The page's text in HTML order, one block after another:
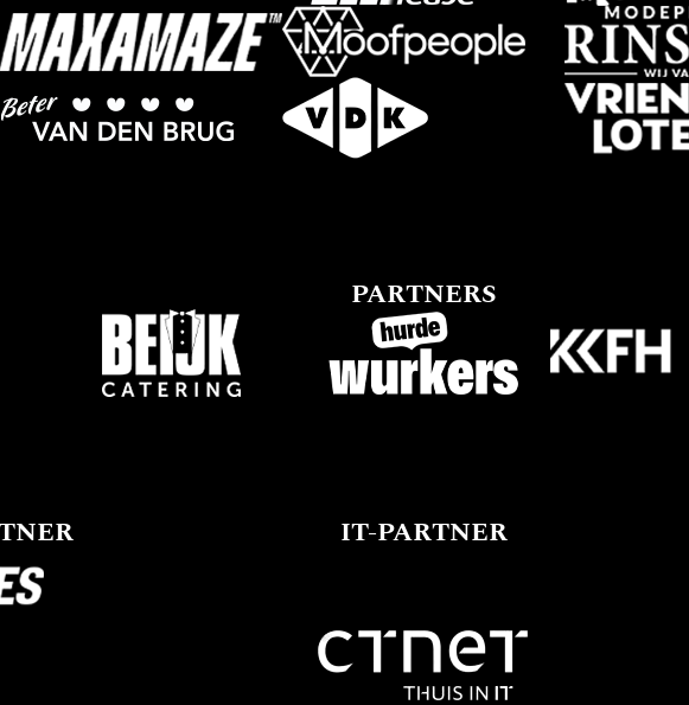
PARTNERS
IT-PARTNER